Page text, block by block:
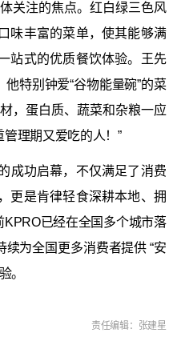
关注的焦点。红白绿三色风
味丰富的菜单，使其能够满
站式的优质餐饮体验。王先
特别钟爱“谷物能量碗”的菜
，蛋白质、蔬菜和杂粮一应
理期又爱吃的人！”
成功启幕，不仅满足了消费
更是肯律轻食深耕本地、拥
已经在全国多个城市落
为全国更多消费者提供 “安
。
责任编辑：张建星